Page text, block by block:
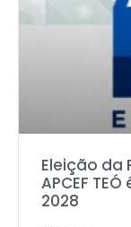
Eleição da
APCEF
2028